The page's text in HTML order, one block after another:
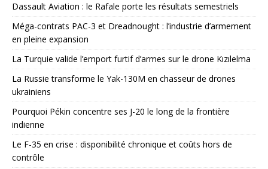
Dassault Aviation : le Rafale porte les résultats semestriels
Méga-contrats PAC-3 et Dreadnought : l’industrie d’armement
en pleine expansion
La Turquie valide l’emport furtif d’armes sur le drone Kızılelma
La Russie transforme le Yak-130M en chasseur de drones
ukrainiens
Pourquoi Pékin concentre ses J-20 le long de la frontière
indienne
Le F-35 en crise : disponibilité chronique et coûts hors de
contrôle